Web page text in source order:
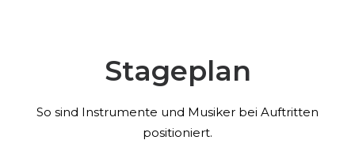
Stageplan
So sind Instrumente und Musiker bei Auftritten
positioniert.